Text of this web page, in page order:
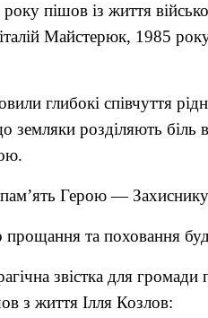
пішов із життя
Майстерюк, 1985
глибокі співчуття
земляки розділяють біль
пам’ять Герою —
прощання та поховання
звістка для
з життя Ілля Козлов: